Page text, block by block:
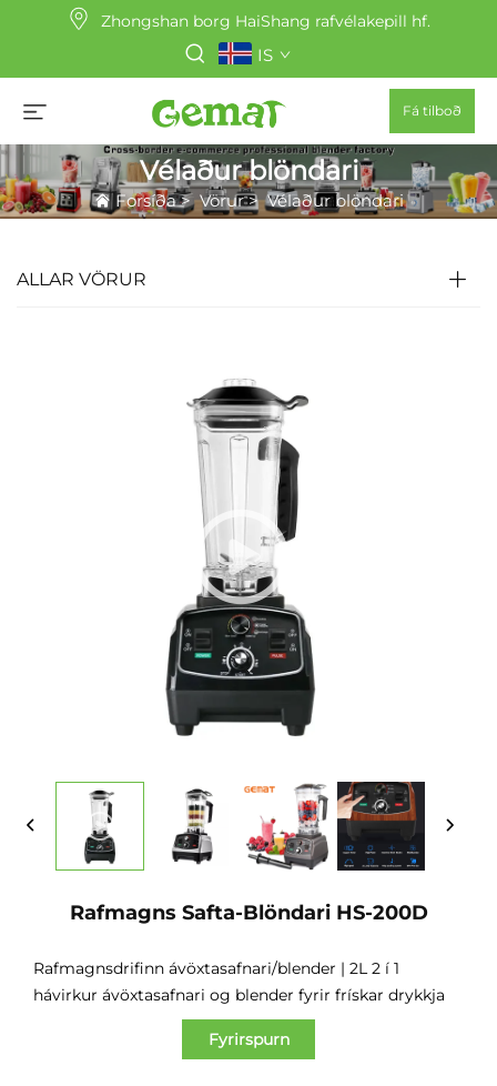
Zhongshan borg HaiShang rafvélakepill hf.
IS
Fá tilboð
Vélaður blöndari
Forsíða>Vörur>Vélaður blöndari
ALLAR VÖRUR
Rafmagns Safta-Blöndari HS-200D
Rafmagnsdrifinn ávöxtasafnari/blender | 2L 2 í 1
hávirkur ávöxtasafnari og blender fyrir frískar drykkja
Fyrirspurn